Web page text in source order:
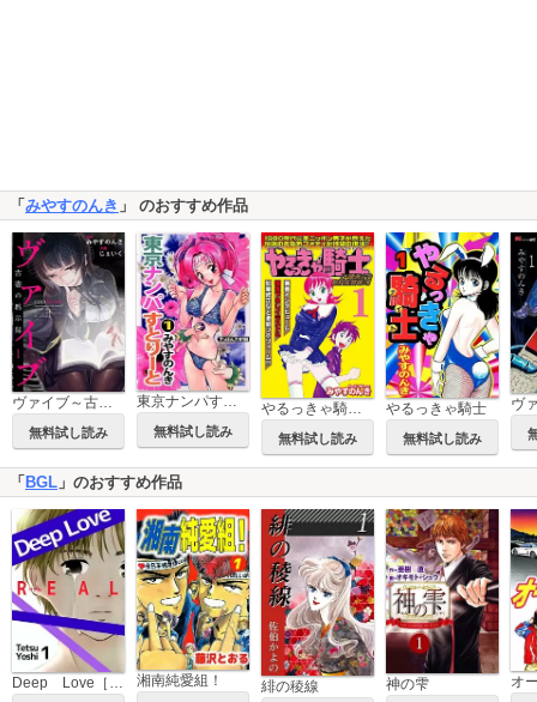
「 みやすのんき 」 のおすすめ作品
ヴァイブ～古書の黙示録～ 単行本版
無料試し読み 無料試し読み
無料試し読み
やるっきゃ騎士
無料試し読み
ヴ
「 BGL 」のおすすめ作品
Deep Love［REAL] 湘南純愛組！ 緋の稜線 神の雫 オ